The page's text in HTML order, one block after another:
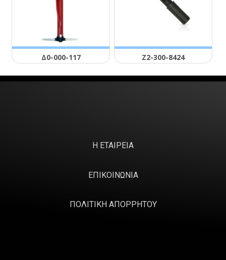
Δ0-000-117 Ζ2-300-8424
Η ΕΤΑΙΡΕΙΑ
ΕΠΙΚΟΙΝΩΝΙΑ
ΠΟΛΙΤΙΚΗ ΑΠΟΡΡΗΤΟΥ